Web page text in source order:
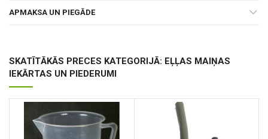
APMAKSA UN PIEGĀDE
SKATĪTĀKĀS PRECES KATEGORIJĀ: EĻĻAS MAIŅAS
IEKĀRTAS UN PIEDERUMI